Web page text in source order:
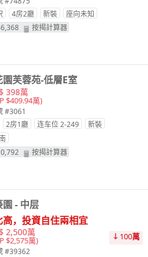
4房2廳 新裝 座向未知
按揭計算器
芙蓉苑-低層E室
398萬
$409.94萬)
#3061
2房1廳 连车位 2-249
新裝
按揭計算器
- 中层
高，投資自住兩相宜
2,500萬
$2,575萬) 100萬
#39362